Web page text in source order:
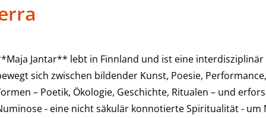
Jantar** lebt in Finnland und ist eine
sich zwischen bildender Kunst, Poesie,
– Poetik, Ökologie, Geschichte, Ritualen – und
- eine nicht säkulär konnotierte Spiritualität -